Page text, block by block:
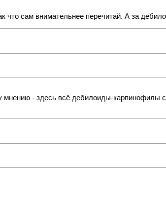
сам внимательнее перечитай. А за
мнению - здесь всё дебилоиды-карпинофилы